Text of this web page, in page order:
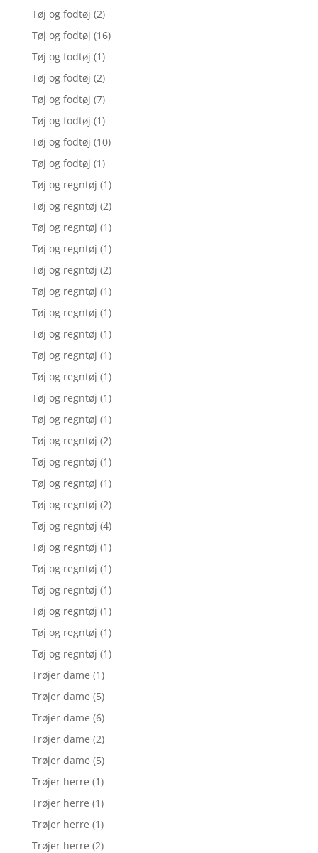
Tøj og fodtøj (2)
Tøj og fodtøj (16)
Tøj og fodtøj (1)
Tøj og fodtøj (2)
Tøj og fodtøj (7)
Tøj og fodtøj (1)
Tøj og fodtøj (10)
Tøj og fodtøj (1)
Tøj og regntøj (1)
Tøj og regntøj (2)
Tøj og regntøj (1)
Tøj og regntøj (1)
Tøj og regntøj (2)
Tøj og regntøj (1)
Tøj og regntøj (1)
Tøj og regntøj (1)
Tøj og regntøj (1)
Tøj og regntøj (1)
Tøj og regntøj (1)
Tøj og regntøj (1)
Tøj og regntøj (2)
Tøj og regntøj (1)
Tøj og regntøj (1)
Tøj og regntøj (2)
Tøj og regntøj (4)
Tøj og regntøj (1)
Tøj og regntøj (1)
Tøj og regntøj (1)
Tøj og regntøj (1)
Tøj og regntøj (1)
Tøj og regntøj (1)
Trøjer dame (1)
Trøjer dame (5)
Trøjer dame (6)
Trøjer dame (2)
Trøjer dame (5)
Trøjer herre (1)
Trøjer herre (1)
Trøjer herre (1)
Trøjer herre (2)